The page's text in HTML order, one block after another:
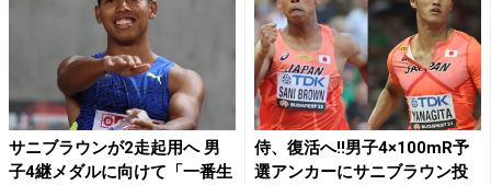
サニブラウンが2走起用へ 男
子4継メダルに向けて「一番生
侍、復活へ!!男子4×100mR予
選アンカーにサニブラウン投